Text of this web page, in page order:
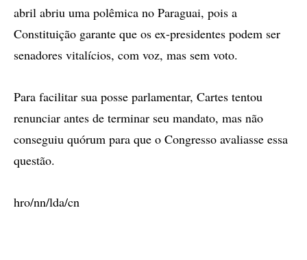
abril abriu uma polêmica no Paraguai, pois a
Constituição garante que os ex-presidentes podem ser
senadores vitalícios, com voz, mas sem voto.
Para facilitar sua posse parlamentar, Cartes tentou
renunciar antes de terminar seu mandato, mas não
conseguiu quórum para que o Congresso avaliasse essa
questão.
hro/nn/lda/cn